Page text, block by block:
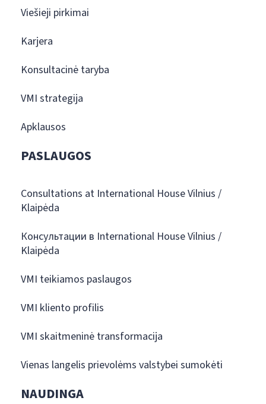
Viešieji pirkimai
Karjera
Konsultacinė taryba
VMI strategija
Apklausos
PASLAUGOS
Consultations at International House Vilnius /
Klaipėda
Консультации в International House Vilnius /
Klaipėda
VMI teikiamos paslaugos
VMI kliento profilis
VMI skaitmeninė transformacija
Vienas langelis prievolėms valstybei sumokėti
NAUDINGA